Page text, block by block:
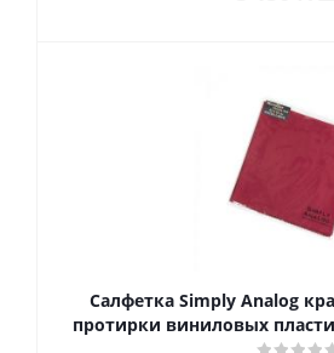
Салфетка Simply Analog
протирки виниловых